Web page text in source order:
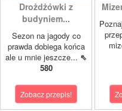
Drożdżówki z
budyniem...
Sezon na jagody co
prawda dobiega końca
ale u mnie jeszcze... ⇖
580
Zobacz przepis!